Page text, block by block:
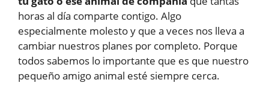
horas al día comparte contigo. Algo
especialmente molesto y que a veces nos lleva a
cambiar nuestros planes por completo. Porque
todos sabemos lo importante que es que nuestro
pequeño amigo animal esté siempre cerca.